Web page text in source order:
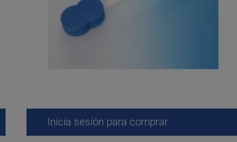
Inicia sesión para comprar